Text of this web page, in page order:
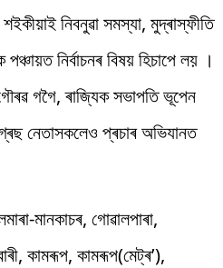
নিবনুৱা সমস্যা, মুদ্ৰাস্ফীতি
নিৰ্বাচনৰ বিষয় হিচাপে লয় ।
গগৈ, ৰাজ্যিক সভাপতি ভূপেন
নেতাসকলেও প্ৰচাৰ অভিযানত
মানকাচৰ, গোৱালপাৰা,
কামৰূপ, কামৰূপ(মেট্ৰ’),